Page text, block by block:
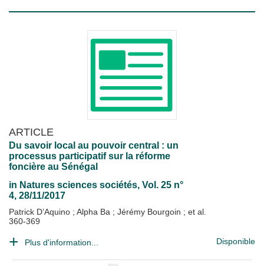
ARTICLE
Du savoir local au pouvoir central : un
processus participatif sur la réforme
foncière au Sénégal
in Natures sciences sociétés, Vol. 25 n°
4, 28/11/2017
Patrick D’Aquino ; Alpha Ba ; Jérémy Bourgoin ; et al.
360-369
Plus d'information... Disponible